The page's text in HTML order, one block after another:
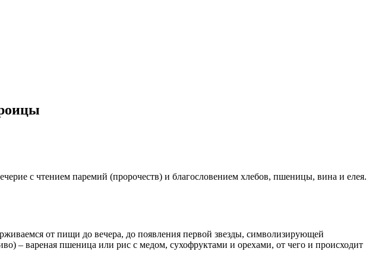
с чтением паремий (пророчеств) и благословением хлебов, пшеницы, вина и елея.
от пищи до вечера, до появления первой звезды, символизирующей
– вареная пшеница или рис с медом, сухофруктами и орехами, от чего и происходит